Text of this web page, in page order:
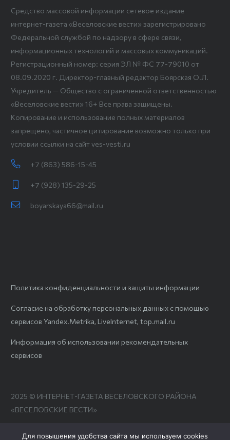
Средство массовой информации сетевое издание
интернет-газета «Веселовские вести» зарегистрировано
Федеральной службой по надзору в сфере связи,
информационных технологий и массовых коммуникаций.
Регистрационный номер: серия ЭЛ № ФС 77-79010 от
08.09.2020 г. Директор-главный редактор Боярская О.Л.
Учредитель — Общество с ограниченной ответственностью
«Веселовские вести» 16+ Все права защищены.
Копирование и использование полных материалов
запрещено, частичное цитирование возможно только при
условии ссылки на сайт ves-vesti.ru
+7 (863) 586-15-45
+7 (928) 135-29-25
boyarskaya66@mail.ru
Политика конфиденциальности и защиты информации
Согласие на обработку персональных данных с помощью
сервисов Yandex.Metrika, LiveInternet, top.mail.ru
Информация об использовании рекомендательных
сервисов
2025 © ИНТЕРНЕТ-ГАЗЕТА ВЕСЕЛОВСКОГО РАЙОНА
«ВЕСЕЛОВСКИЕ ВЕСТИ»
Для повышения удобства сайта мы используем cookies